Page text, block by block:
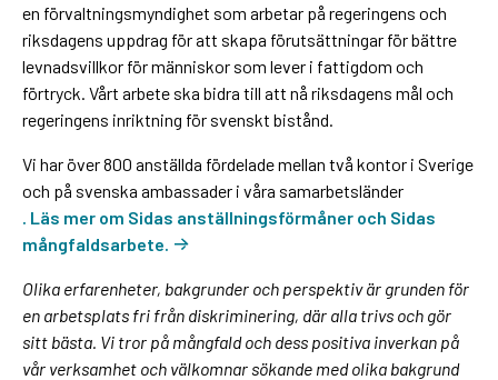
en förvaltningsmyndighet som arbetar på regeringens och
riksdagens uppdrag för att skapa förutsättningar för bättre
levnadsvillkor för människor som lever i fattigdom och
förtryck. Vårt arbete ska bidra till att nå riksdagens mål och
regeringens inriktning för svenskt bistånd.
Vi har över 800 anställda fördelade mellan två kontor i Sverige
och på svenska ambassader i våra samarbetsländer
. Läs mer om Sidas anställningsförmåner och Sidas
mångfaldsarbete.
Olika erfarenheter, bakgrunder och perspektiv är grunden för
en arbetsplats fri från diskriminering, där alla trivs och gör
sitt bästa. Vi tror på mångfald och dess positiva inverkan på
vår verksamhet och välkomnar sökande med olika bakgrund